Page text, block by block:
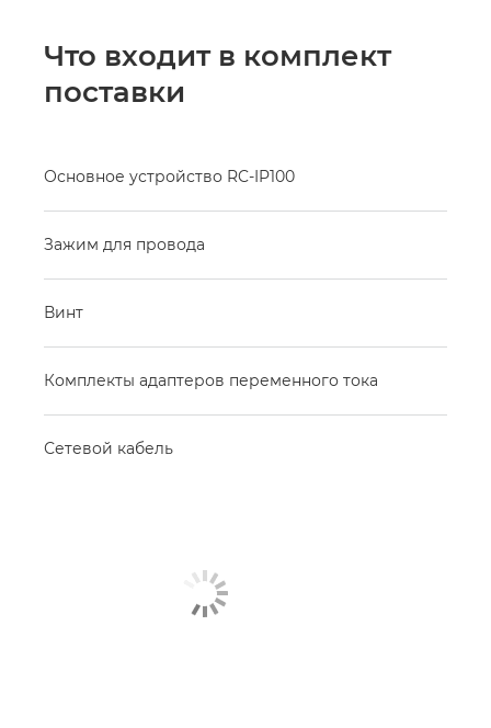
Что входит в комплект
поставки
Основное устройство RC-IP100
Зажим для провода
Винт
Комплекты адаптеров переменного тока
Сетевой кабель